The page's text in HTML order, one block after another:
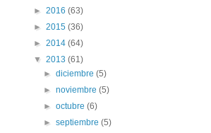
► 2016 (63)
► 2015 (36)
► 2014 (64)
▼ 2013 (61)
►diciembre(5)
►noviembre(5)
►octubre(6)
►septiembre(5)